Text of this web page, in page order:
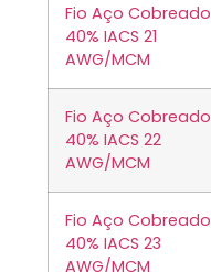
Fio Aço Cobreado
40% IACS 21
AWG/MCM
Fio Aço Cobreado
40% IACS 22
AWG/MCM
Fio Aço Cobreado
40% IACS 23
AWG/MCM